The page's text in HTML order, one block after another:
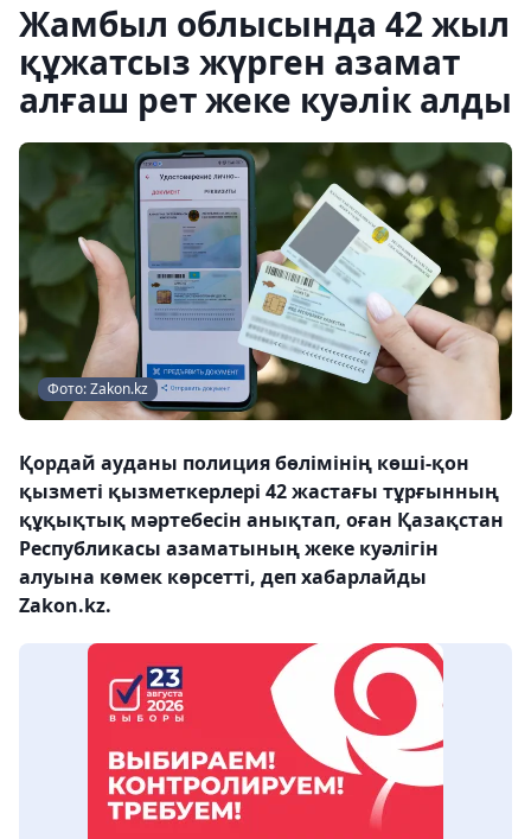
Жамбыл облысында 42 жыл
құжатсыз жүрген азамат
алғаш рет жеке куәлік алды
Фото: Zakon.kz
Қордай ауданы полиция бөлімінің көші-қон
қызметі қызметкерлері 42 жастағы тұрғынның
құқықтық мәртебесін анықтап, оған Қазақстан
Республикасы азаматының жеке куәлігін
алуына көмек көрсетті, деп хабарлайды
Zakon.kz.